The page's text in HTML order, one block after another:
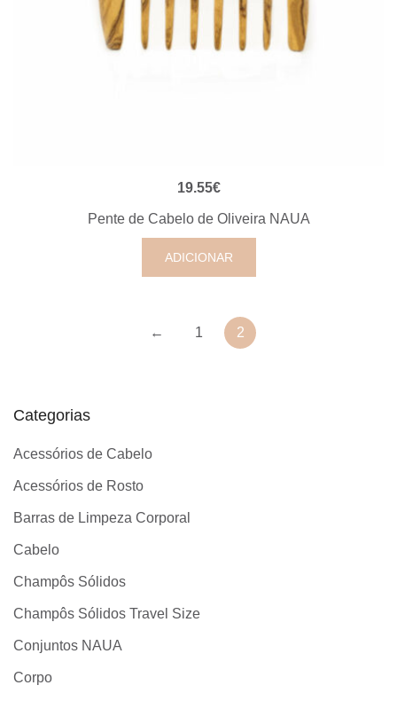
VISUALIZAÇÃO RÁPIDA
19.55€
Pente de Cabelo de Oliveira NAUA
ADICIONAR
← 1 2
Categorias
Acessórios de Cabelo
Acessórios de Rosto
Barras de Limpeza Corporal
Cabelo
Champôs Sólidos
Champôs Sólidos Travel Size
Conjuntos NAUA
Corpo